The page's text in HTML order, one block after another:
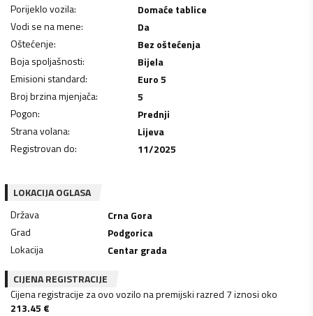
Porijeklo vozila:
Domaće tablice
Vodi se na mene:
Da
Oštećenje:
Bez oštećenja
Boja spoljašnosti:
Bijela
Emisioni standard:
Euro 5
Broj brzina mjenjača:
5
Pogon:
Prednji
Strana volana:
Lijeva
Registrovan do: 11/2025
LOKACIJA OGLASA
Država
Crna Gora
Grad
Podgorica
Lokacija
Centar grada
CIJENA REGISTRACIJE
Cijena registracije za ovo vozilo na premijski razred 7 iznosi oko
213.45 €